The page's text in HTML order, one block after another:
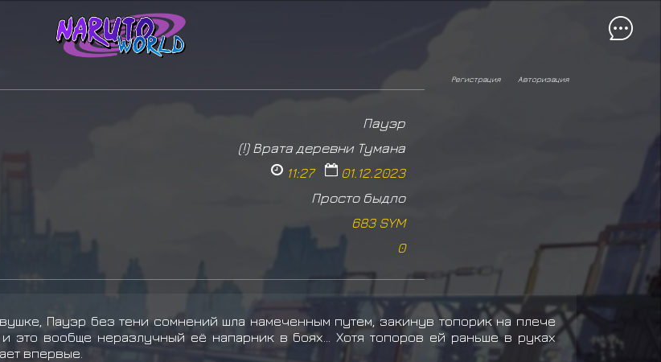
Авторизация
Регистрация
Пауэр
(!) Врата деревни Тумана
11:27 01.12.2023
Просто быдло
683 SYM
0
Пауэр без тени сомнений шла намеченным путем, закинув топорик на плече
это вообще неразлучный её напарник в боях... Хотя топоров ей раньше в руках
впервые.